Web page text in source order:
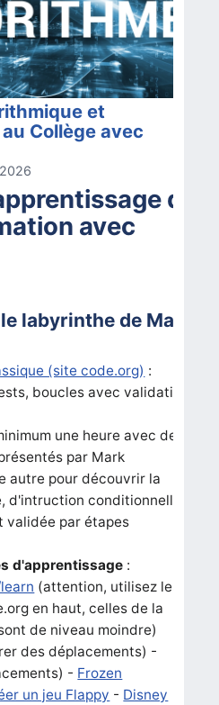
et
Collège avec
de
avec
labyrinthe de Mark
(site code.org) :
boucles avec validation
une heure avec des
par Mark
autre pour découvrir la
d'intruction conditionnelle.
validée par étapes
d'apprentissage :
(attention, utilisez les
en haut, celles de la
de niveau moindre)
des déplacements) -
- Frozen
un jeu Flappy - Disney